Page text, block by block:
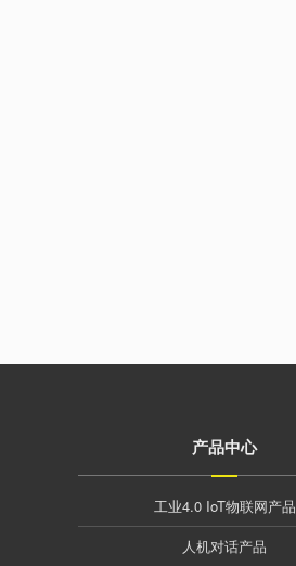
产品中心
工业4.0 IoT物联网产品
人机对话产品